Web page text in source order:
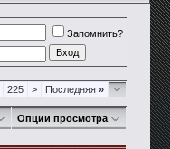
Запомнить?
225 > Последняя »
Опции просмотра